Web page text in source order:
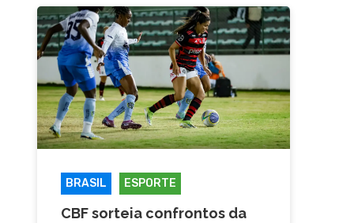
BRASIL ESPORTE
CBF sorteia confrontos da